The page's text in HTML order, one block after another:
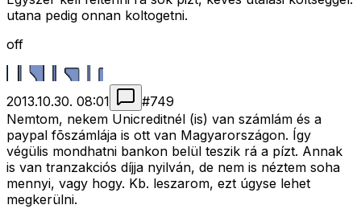
utana pedig onnan koltogetni.
off
2013.10.30. 08:01 #749
Nemtom, nekem Unicreditnél (is) van számlám és a
paypal fõszámlája is ott van Magyarországon. Így
végülis mondhatni bankon belül teszik rá a pízt. Annak
is van tranzakciós díjja nyilván, de nem is néztem soha
mennyi, vagy hogy. Kb. leszarom, ezt úgyse lehet
megkerülni.